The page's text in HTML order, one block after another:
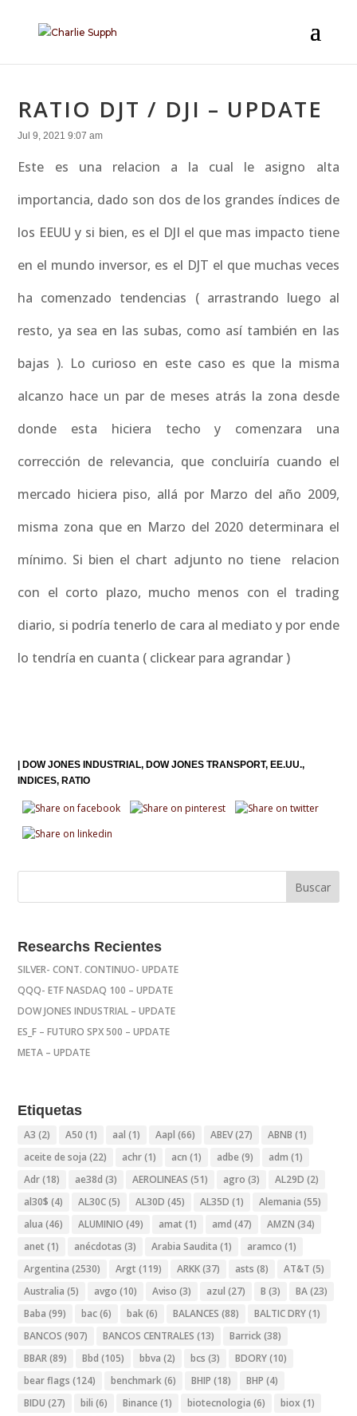
RATIO DJT / DJI – UPDATE
Jul 9, 2021 9:07 am
Este es una relacion a la cual le asigno alta
importancia, dado son dos de los grandes índices de
los EEUU y si bien, es el DJI el que mas impacto tiene
en el mundo inversor, es el DJT el que muchas veces
ha comenzado tendencias ( arrastrando luego al
resto, ya sea en las subas, como así también en las
bajas ). Lo curioso en este caso es que la misma
alcanzo hace un par de meses atrás la zona desde
donde esta hiciera techo y comenzara una
corrección de relevancia, que concluiría cuando el
mercado hiciera piso, allá por Marzo del año 2009,
misma zona que en Marzo del 2020 determinara el
mínimo. Si bien el chart adjunto no tiene relacion
con el corto plazo, mucho menos con el trading
diario, si podría tenerlo de cara al mediato y por ende
lo tendría en cuanta ( clickear para agrandar )
DOW JONES INDUSTRIAL DOW JONES TRANSPORT EE.UU.
INDICES RATIO
Researchs Recientes
SILVER- CONT. CONTINUO- UPDATE
QQQ- ETF NASDAQ 100 – UPDATE
DOW JONES INDUSTRIAL – UPDATE
ES_F – FUTURO SPX 500 – UPDATE
META – UPDATE
Etiquetas
A3 (2) A50 (1) aal (1) Aapl (66) ABEV(27) ABNB (1)
aceite de soja (22) achr(1) acn (1) adbe (9) adm (1)
Adr(18) ae38d (3) AEROLINEAS (51) agro (3) AL29D (2)
al30$ (4) AL30C(5) AL30D (45) AL35D (1) Alemania (55)
alua (46) ALUMINIO (49) amat (1) amd (47) AMZN (34)
anet (1) anécdotas (3) Arabia Saudita (1) aramco (1)
Argentina (2530) Argt (119) ARKK(37) asts (8) AT&T (5)
Australia (5) avgo (10) Aviso (3) azul (27) B (3) BA(23)
Baba (99) bac(6) bak(6) BALANCES (88) BALTIC DRY(1)
BANCOS (907) BANCOS CENTRALES (13) Barrick(38)
BBAR(89) Bbd (105) bbva (2) bcs (3) BDORY(10)
bear flags (124) benchmark(6) BHIP (18) BHP (4)
BIDU (27) bili (6) Binance (1) biotecnologia (6) biox (1)